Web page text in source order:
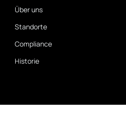
Über uns
Standorte
Compliance
Historie